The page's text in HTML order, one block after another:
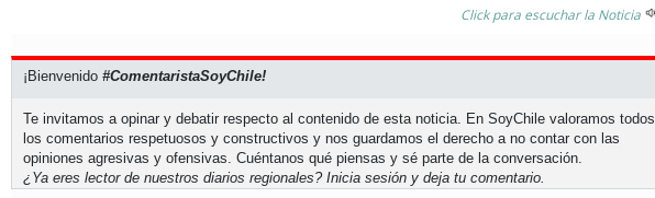
Click para escuchar la Noticia
¡Bienvenido #ComentaristaSoyChile!
Te invitamos a opinar y debatir respecto al contenido de esta noticia. En SoyChile valoramos todos
los comentarios respetuosos y constructivos y nos guardamos el derecho a no contar con las
opiniones agresivas y ofensivas. Cuéntanos qué piensas y sé parte de la conversación.
¿Ya eres lector de nuestros diarios regionales? Inicia sesión y deja tu comentario.